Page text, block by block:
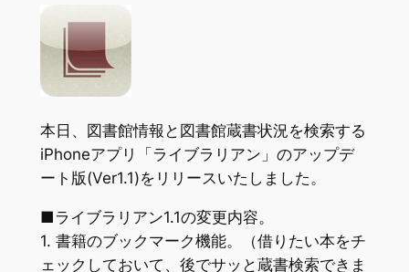
本日、図書館情報と図書館蔵書状況を検索する
iPhoneアプリ「ライブラリアン」のアップデ
ート版(Ver1.1)をリリースいたしました。
■ライブラリアン1.1の変更内容。
1. 書籍のブックマーク機能。（借りたい本をチ
ェックしておいて、後でサッと蔵書検索できま